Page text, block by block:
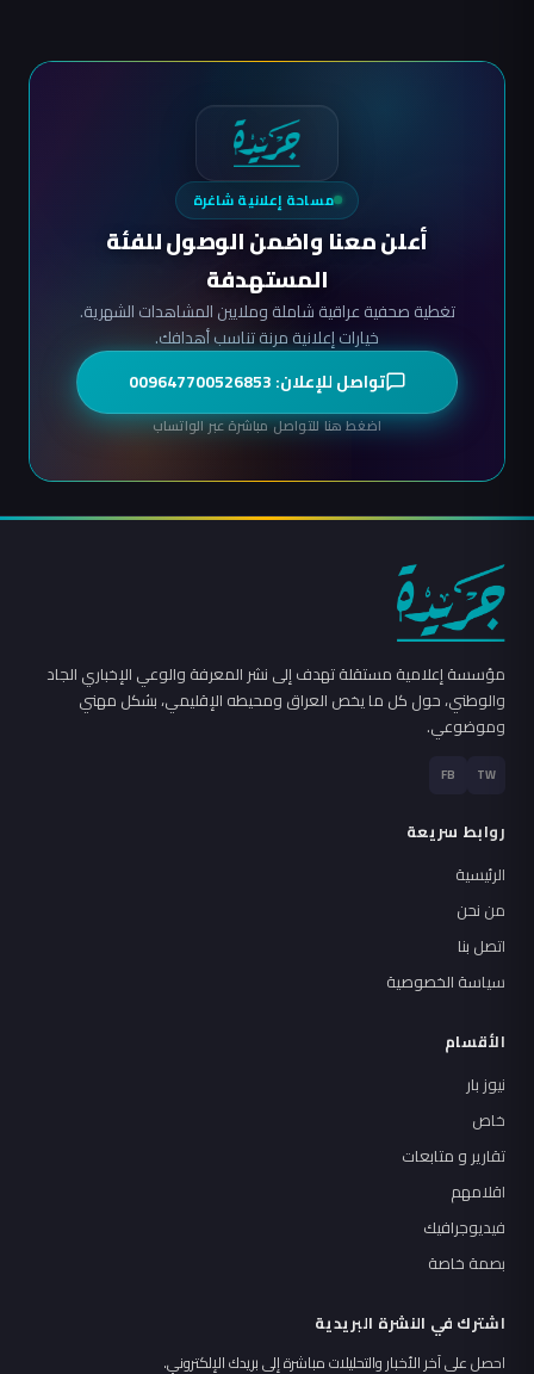
مساحة إعلانية شاغرة
أعلن معنا واضمن الوصول للفئة
المستهدفة
تغطية صحفية عراقية شاملة وملايين المشاهدات الشهرية.
خيارات إعلانية مرنة تناسب أهدافك.
تواصل للإعلان: 009647700526853
اضغط هنا للتواصل مباشرة عبر الواتساب
مؤسسة إعلامية مستقلة تهدف إلى نشر المعرفة والوعي الإخباري الجاد
والوطني، حول كل ما يخص العراق ومحيطه الإقليمي، بشكل مهني
وموضوعي.
TW
FB
روابط سريعة
الرئيسية
من نحن
اتصل بنا
سياسة الخصوصية
الأقسام
نيوز بار
خاص
تقارير و متابعات
اقلامهم
فيديوجرافيك
بصمة خاصة
اشترك في النشرة البريدية
احصل على آخر الأخبار والتحليلات مباشرة إلى بريدك الإلكتروني.